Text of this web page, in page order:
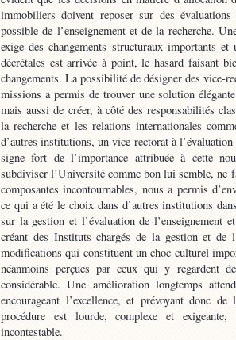
immobiliers doivent reposer sur des
possible de l’enseignement et de la recherche.
exige des changements structuraux importants
décrétales est arrivée à point, le hasard faisant
changements. La possibilité de désigner des vice-
missions a permis de trouver une solution
mais aussi de créer, à côté des responsabilités
la recherche et les relations internationales
d’autres institutions, un vice-rectorat à
signe fort de l’importance attribuée à cette
subdiviser l’Université comme bon lui semble, ne
composantes incontournables, nous a permis
ce qui a été le choix dans d’autres institutions
sur la gestion et l’évaluation de l’enseignement
créant des Instituts chargés de la gestion et de
modifications qui constituent un choc culturel
néanmoins perçues par ceux qui y regardent
considérable. Une amélioration longtemps
encourageant l’excellence, et prévoyant donc
procédure est lourde, complexe et
incontestable.